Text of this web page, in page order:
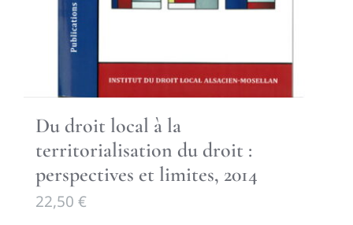
Du droit local à la
territorialisation du droit :
perspectives et limites, 2014
22,50 €